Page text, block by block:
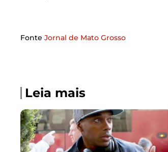
Fonte Jornal de Mato Grosso
Leia mais